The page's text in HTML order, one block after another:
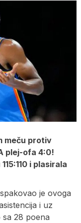
meču protiv
plej-ofa 4:0!
i plasirala
je ovoga
i uz
28 poena